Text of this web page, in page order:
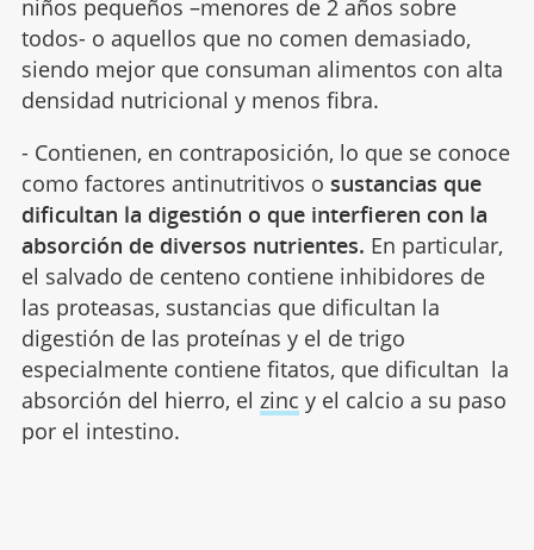
niños pequeños –menores de 2 años sobre
todos- o aquellos que no comen demasiado,
siendo mejor que consuman alimentos con alta
densidad nutricional y menos fibra.
- Contienen, en contraposición, lo que se conoce
como factores antinutritivos o sustancias que
dificultan la digestión o que interfieren con la
absorción de diversos nutrientes. En particular,
el salvado de centeno contiene inhibidores de
las proteasas, sustancias que dificultan la
digestión de las proteínas y el de trigo
especialmente contiene fitatos, que dificultan la
absorción del hierro, el zinc y el calcio a su paso
por el intestino.